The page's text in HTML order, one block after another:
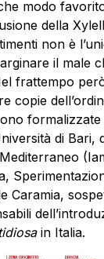
modo
della
non è
il male
frattempo
copie
di Bari,
Caramia,
in Italia.